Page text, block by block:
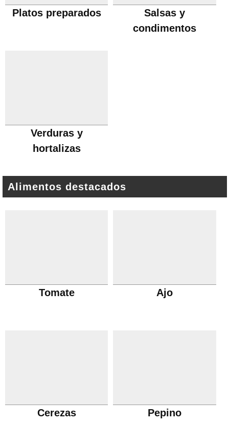
Platos preparados
Salsas y
condimentos
Verduras y
hortalizas
Alimentos destacados
Tomate Ajo
Cerezas Pepino